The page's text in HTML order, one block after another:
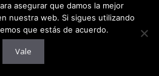
asegurar que damos la mejor
nuestra web. Si sigues utilizando
que estás de acuerdo.
Vale